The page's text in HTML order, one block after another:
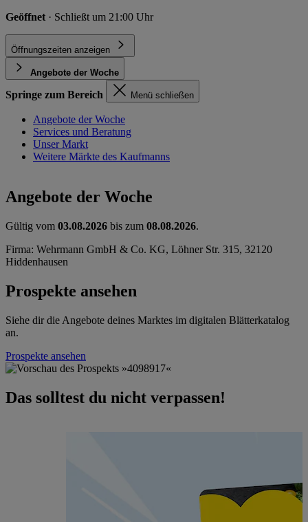
Geöffnet · Schließt um 21:00 Uhr
Öffnungszeiten anzeigen
Angebote der Woche
Springe zum Bereich Menü schließen
Angebote der Woche
Services und Beratung
Unser Markt
Weitere Märkte des Kaufmanns
Angebote der Woche
Gültig vom 03.08.2026 bis zum 08.08.2026.
Firma: Wehrmann GmbH & Co. KG, Löhner Str. 315, 32120
Hiddenhausen
Prospekte ansehen
Siehe dir die Angebote deines Marktes im digitalen Blätterkatalog
an.
Prospekte ansehen
Das solltest du nicht verpassen!